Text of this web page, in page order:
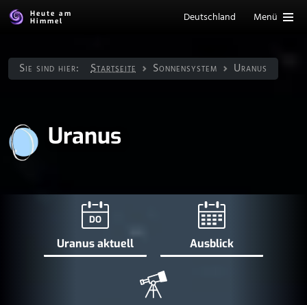
Heute am
Himmel
Deutschland Menü
Sie sind hier: Startseite Sonnen­system Uranus
Uranus
DO
Uranus aktuell Ausblick